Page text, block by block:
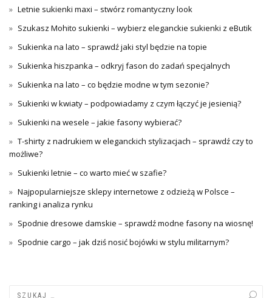
Letnie sukienki maxi – stwórz romantyczny look
Szukasz Mohito sukienki – wybierz eleganckie sukienki z eButik
Sukienka na lato – sprawdź jaki styl będzie na topie
Sukienka hiszpanka – odkryj fason do zadań specjalnych
Sukienka na lato – co będzie modne w tym sezonie?
Sukienki w kwiaty – podpowiadamy z czym łączyć je jesienią?
Sukienki na wesele – jakie fasony wybierać?
T-shirty z nadrukiem w eleganckich stylizacjach – sprawdź czy to
możliwe?
Sukienki letnie – co warto mieć w szafie?
Najpopularniejsze sklepy internetowe z odzieżą w Polsce –
ranking i analiza rynku
Spodnie dresowe damskie – sprawdź modne fasony na wiosnę!
Spodnie cargo – jak dziś nosić bojówki w stylu militarnym?